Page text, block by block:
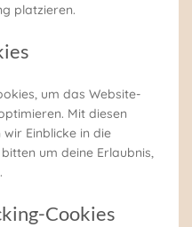
platzieren.
um das Website-
Mit diesen
Einblicke in die
um deine Erlaubnis,
Cookies